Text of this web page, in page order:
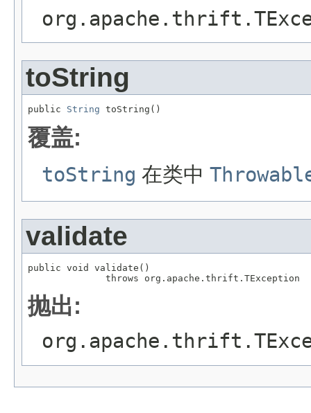
toString
public String toString()
覆盖:
toString 在类中
validate
public void validate()
              throws org.apache.thrift.TException
抛出: